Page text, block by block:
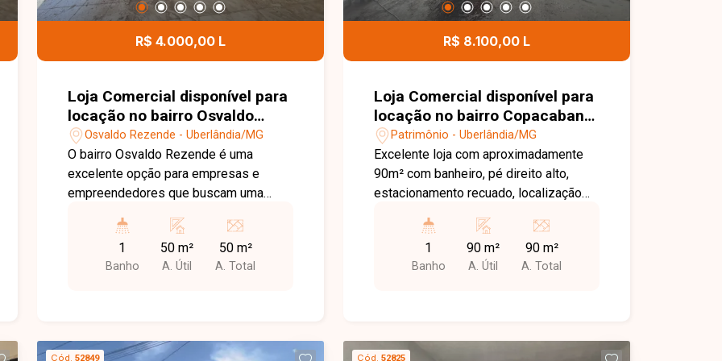
apresentar todos os detalhes deste
espaço ideal para o sucesso do seu
todos os detalhes deste imóvel e
para o seu negócio.
R$ 4.000,00 L
Loja Comercial disponível para
locação no bairro Osvaldo
Rezende em Uberlândia-MG
Osvaldo Rezende - Uberlândia/MG
O bairro Osvaldo Rezende é uma
excelente opção para empresas e
empreendedores que buscam uma
Com fácil acesso ao Centro e às
principais avenidas da cidade, a região
possui intenso fluxo de pessoas, ampla
visibilidade para o seu negócio. Loja
1
Banho
50 m²
A. Útil
50 m²
A. Total
R$ 8.100,00 L
Loja Comercial disponível para
locação no bairro Copacabana
em Uberlândia-MG
Patrimônio - Uberlândia/MG
Excelente loja com aproximadamente
90m² com banheiro, pé direito alto,
estacionamento recuado, localização
1
Banho
90 m²
A. Útil
90 m²
A. Total
Cód. 52849 Cód. 52825